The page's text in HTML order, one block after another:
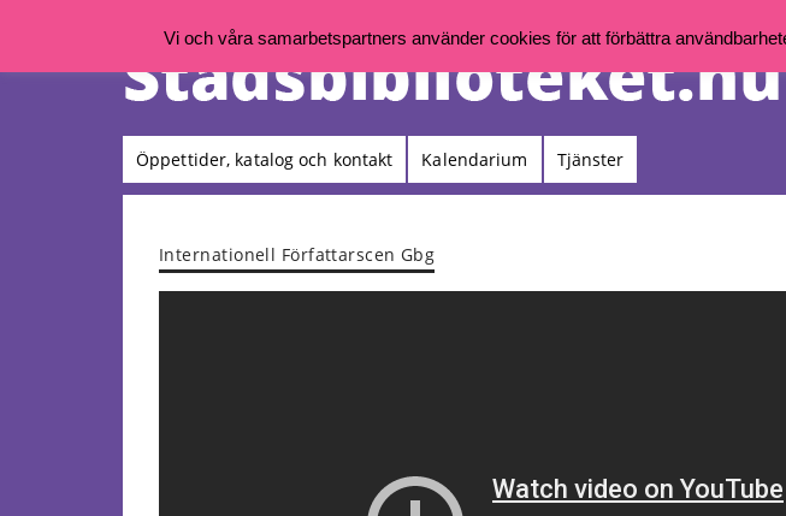
Öppettider, katalog och kontakt Kalendarium Tjänster
Internationell Författarscen Gbg
Vi och våra samarbetspartners använder cookies för att förbättra